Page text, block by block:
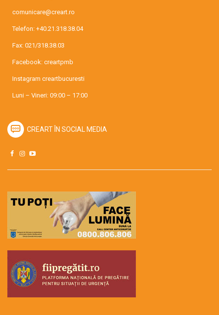
comunicare@creart.ro
Telefon: +40.21.318.38.04
Fax: 021/318.38.03
Facebook: creartpmb
Instagram creartbucuresti
Luni – Vineri: 09:00 – 17:00
CREART ÎN SOCIAL MEDIA